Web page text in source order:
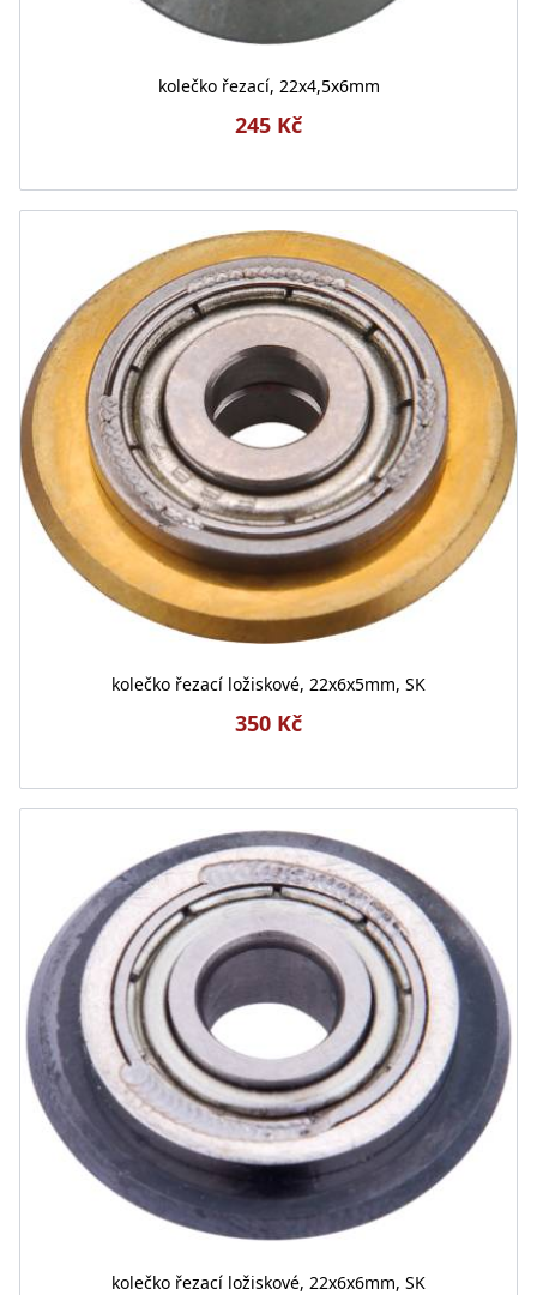
kolečko řezací, 22x4,5x6mm
245 Kč
kolečko řezací ložiskové, 22x6x5mm, SK
350 Kč
kolečko řezací ložiskové, 22x6x6mm, SK